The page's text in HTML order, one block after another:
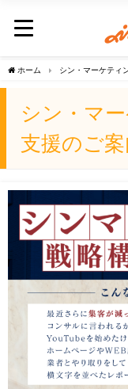
ホーム シン・マーケティ
シン・マ
支援のご案